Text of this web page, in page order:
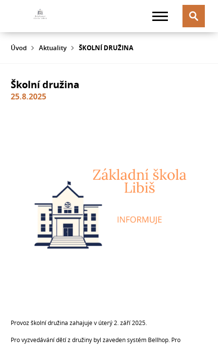
Úvod Aktuality ŠKOLNÍ DRUŽINA
Školní družina
25.8.2025
Provoz školní družina zahajuje v úterý 2. září 2025.
Pro vyzvedávání dětí z družiny byl zaveden systém Bellhop. Pro